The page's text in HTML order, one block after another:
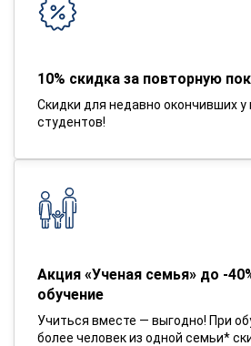
10% скидка за повторную
Скидки для недавно окончивших у
студентов!
Акция «Ученая семья» до -
обучение
Учиться вместе — выгодно! При
более человек из одной семьи*